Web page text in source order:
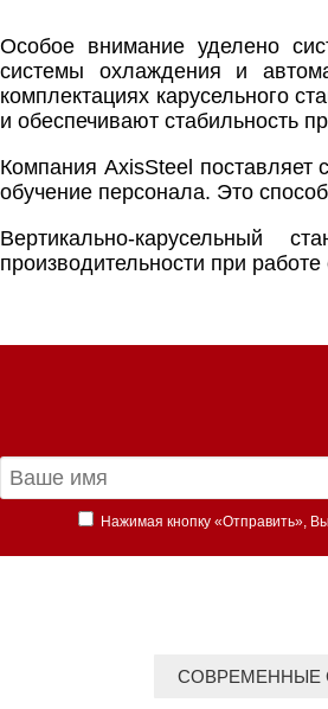
Особое внимание уделено
системы охлаждения и
комплектациях карусельного
и обеспечивают стабильность
Компания AxisSteel
обучение персонала. Это
Вертикально-
производительности при
Нажимая кнопку «Отправить»,
СОВРЕМЕННЫЕ